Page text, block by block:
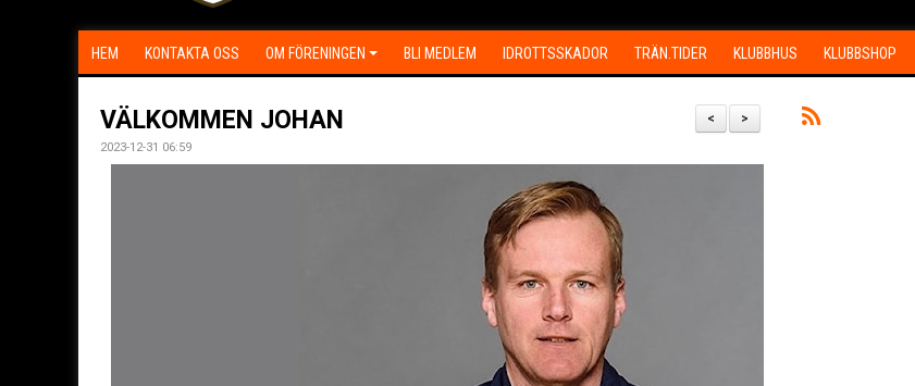
HEM KONTAKTA OSS OM FÖRENINGEN BLI MEDLEM IDROTTSSKADOR TRÄN.TIDER KLUBBHUS KLUBBSHOP
>
<
VÄLKOMMEN JOHAN
2023-12-31 06:59